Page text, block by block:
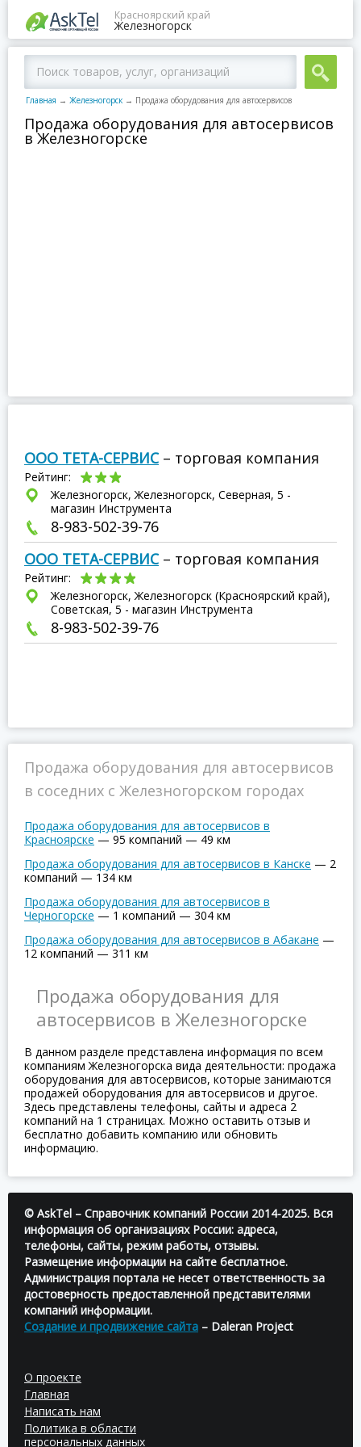
Красноярский край
Железногорск
Главная → Железногорск → Продажа оборудования для автосервисов
Продажа оборудования для автосервисов
в Железногорске
ООО ТЕТА-СЕРВИС– торговая компания
Рейтинг:
Железногорск, Железногорск, Северная, 5 -
магазин Инструмента
8-983-502-39-76
ООО ТЕТА-СЕРВИС– торговая компания
Рейтинг:
Железногорск, Железногорск (Красноярский край),
Советская, 5 - магазин Инструмента
8-983-502-39-76
Продажа оборудования для автосервисов
в соседних с Железногорском городах
Продажа оборудования для автосервисов в
Красноярске — 95 компаний — 49 км
Продажа оборудования для автосервисов в Канске — 2
компаний — 134 км
Продажа оборудования для автосервисов в
Черногорске — 1 компаний — 304 км
Продажа оборудования для автосервисов в Абакане —
12 компаний — 311 км
Продажа оборудования для
автосервисов в Железногорске
В данном разделе представлена информация по всем
компаниям Железногорска вида деятельности: продажа
оборудования для автосервисов, которые занимаются
продажей оборудования для автосервисов и другое.
Здесь представлены телефоны, сайты и адреса 2
компаний на 1 страницах. Можно оставить отзыв и
бесплатно добавить компанию или обновить
информацию.
© AskTel – Справочник компаний России 2014-2025. Вся
информация об организациях России: адреса,
телефоны, сайты, режим работы, отзывы.
Размещение информации на сайте бесплатное.
Администрация портала не несет ответственность за
достоверность предоставленной представителями
компаний информации.
Создание и продвижение сайта – Daleran Project
О проекте
Главная
Написать нам
Политика в области
персональных данных